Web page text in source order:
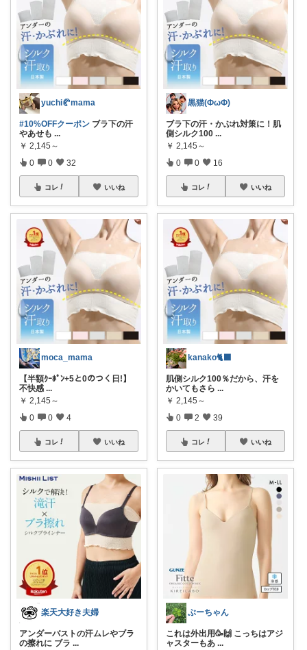
yuchi🥐mama
#10%OFFクーポン ブラ下の汗
やあせも ...
￥ 2,145～
0 0 32
コレ いいね
moca_mama
【半額ｸｰﾎﾟﾝ+5と0のつく日!】
不快感 ...
￥ 2,145～
0 0 4
コレ いいね
楽天大好き夫婦
アンダーバストの汗ムレやブラ
の擦れに ブラ ...
黒猫(ФωФ)
ブラ下の汗・かぶれ対策に！肌
側シルク100 ...
￥ 2,145～
0 0 16
コレ いいね
kanako🐈‍⬛
肌側シルク100％だから、汗を
かいてもさら ...
￥ 2,145～
0 2 39
コレ いいね
ぶーちゃん
これは外出用🥳🙌 こっちはアジ
ャスターもあ ...